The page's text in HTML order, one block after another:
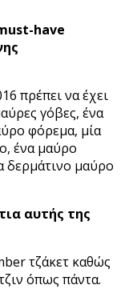
have
πρέπει να έχει
γόβες, ένα
φόρεμα, μία
ένα μαύρο
δερμάτινο μαύρο
αυτής της
τζάκετ καθώς
όπως πάντα.